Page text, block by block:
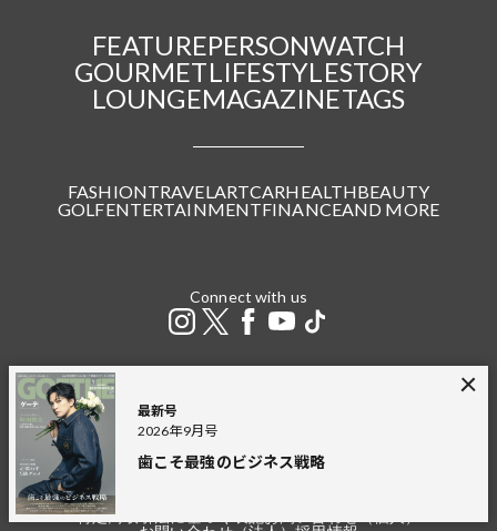
最新号
2026年9月号
歯こそ最強のビジネス戦略
FEATUREPERSONWATCH
GOURMETLIFESTYLESTORY
LOUNGEMAGAZINETAGS
FASHIONTRAVELARTCARHEALTHBEAUTY
GOLFENTERTAINMENTFINANCEAND MORE
Connect with us
GOETHE LOUNGEJAPANDORAKU
広告掲載
特定商取引法に基づく表記